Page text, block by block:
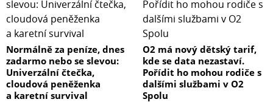
Normálně za peníze, dnes
zadarmo nebo se slevou:
Univerzální čtečka,
cloudová peněženka
a karetní survival
O2 má nový dětský tarif,
kde se data nezastaví.
Pořídit ho mohou rodiče s
dalšími službami v O2
Spolu